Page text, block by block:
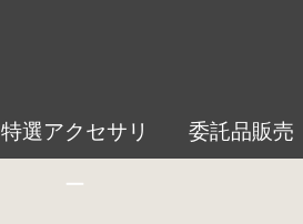
特選アクセサリ
ー
委託品販売